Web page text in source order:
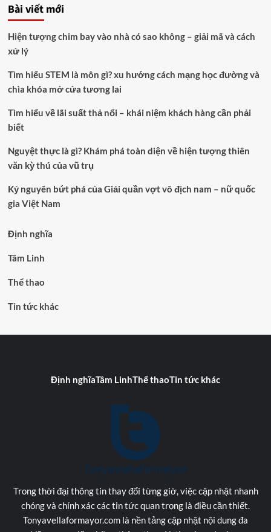
Bài viết mới
Hiện tượng chim bay vào nhà có sao không – giải mã và cách
xử lý
Tìm hiểu STEM là môn gì? xu hướng cách mạng học đường và
chìa khóa mở cửa tương lai
Tìm hiểu về lãi suất thả nổi – khái niệm khách hàng cần phải
biết
Nguyệt thực là gì? Khám phá toàn diện về hiện tượng thiên
văn kỳ thú của vũ trụ
Kỷ nguyên bứt phá của Giải quần vợt vô địch nam – nữ quốc
gia Việt Nam
Định nghĩa
Tâm Linh
Thể thao
Tin tức khác
Định nghĩaTâm LinhThể thaoTin tức khác
Trong thời đại thông tin thay đổi từng giờ, việc cập nhật nhanh
chóng và chính xác các tin tức quan trọng là điều cần thiết.
Tonyavellaformayor.com là nền tảng cập nhật nội dung đa